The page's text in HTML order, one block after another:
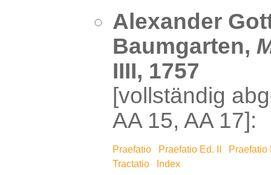
Alexander
Baumgarten,
IIII, 1757
[vollständig
AA 15, AA 17]:
Praefatio Praefatio Ed. II
Praefatio
Tractatio
Index